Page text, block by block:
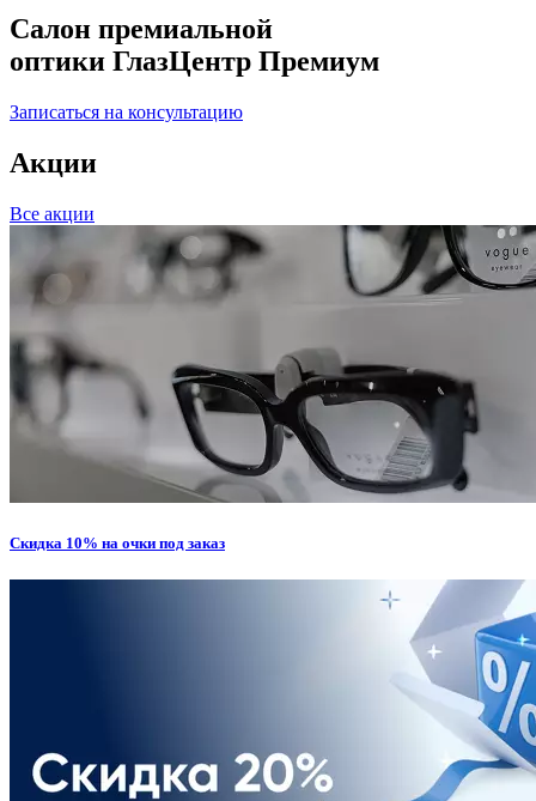
Салон премиальной
оптики ГлазЦентр Премиум
Записаться на консультацию
Акции
Все акции
Скидка 10% на очки под заказ